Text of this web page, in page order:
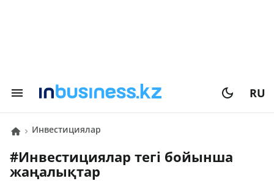
RU
инвестициялар
# инвестициялар тегі бойынша
жаңалықтар